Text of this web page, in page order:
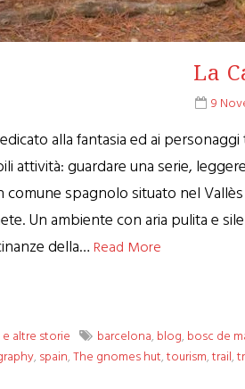
La
9
alla fantasia ed ai
attività: guardare una serie,
comune spagnolo situato nel
Un ambiente con aria pulita e
della… Read More
altre storie barcelona, blog, bosc de
, spain,The gnomes hut,tourism,trail,